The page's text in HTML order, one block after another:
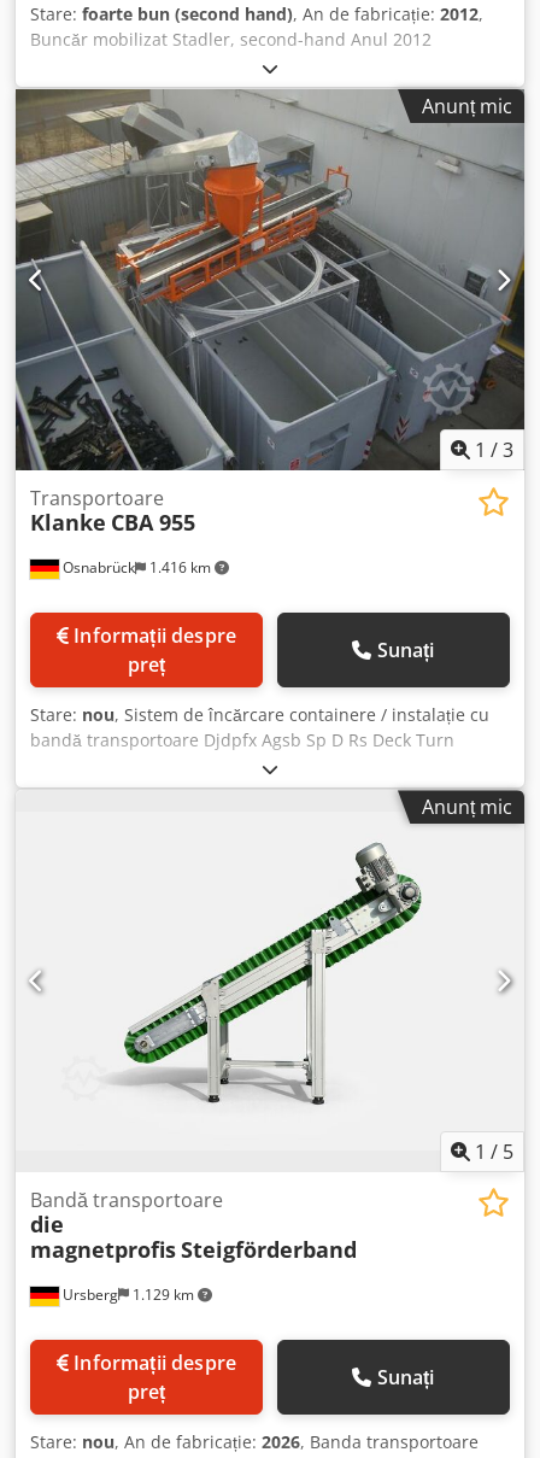
Stare: foarte bun (second hand), An de fabricație: 2012,
Buncăr mobilizat Stadler, second-hand Anul 2012
Dimensiuni: 10 m lungime x 2 m lățime x 3 m înălțime
Părțile laterale pot fi îndepărtate, lăsând doar banda
transportoare Stare excelentă Dcodpozqvdqefx Ag Dok
Acționare electrică / cu reductor
Anunț mic
1 /3
Osnabrück 1.416 km
Transportoare
Klanke CBA 955
preț
Sunați
Stare: nou, Sistem de încărcare containere / instalație cu
bandă transportoare Djdpfx Agsb Sp D Rs Deck Turn
rotativ cu bandă transportoare rotativă pe orizontală și
translație longitudinală, montată pe un cadru stabil,
galvanizat, cu rulmenți rotativi. Include bandă
transportoare de ridicare și bandă înaltă pentru umplerea
automată a trei containere de mare capacitate. Control
PLC. Bandă distribuitoare: motor electric cu reductor 2,2
kW / lățimea benzii 900 mm / distanță între axe 5.500 mm
Propulsie bază rotativă: 0,6 kW Acționare rotație: +/- 90°
Banda de ridicare: lățimea benzii 600 mm / distanță între
axe 4.000 mm / acționare 1,1 kW Transportor înălțat:
lățimea benzii 600 mm / distanță între axe 4.700 mm /
acționare 1,1 kW Culoare conform solicitărilor clientului
Produs la comandă Preț și informații suplimentare la
Anunț mic
1 / 5
Ursberg 1.129 km
Bandă transportoare
die
magnetprofisSteigförderband
preț
Sunați
Stare: nou, An de fabricație: 2026, Banda transportoare